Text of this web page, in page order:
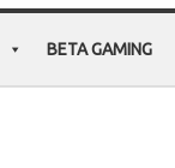
BETA GAMING